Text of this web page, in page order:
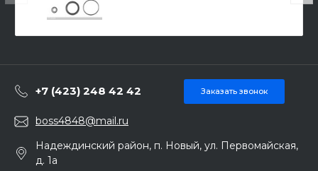
+7 (423) 248 42 42 Заказать звонок
boss4848@mail.ru
Надеждинский район, п. Новый, ул. Первомайская,
д. 1а